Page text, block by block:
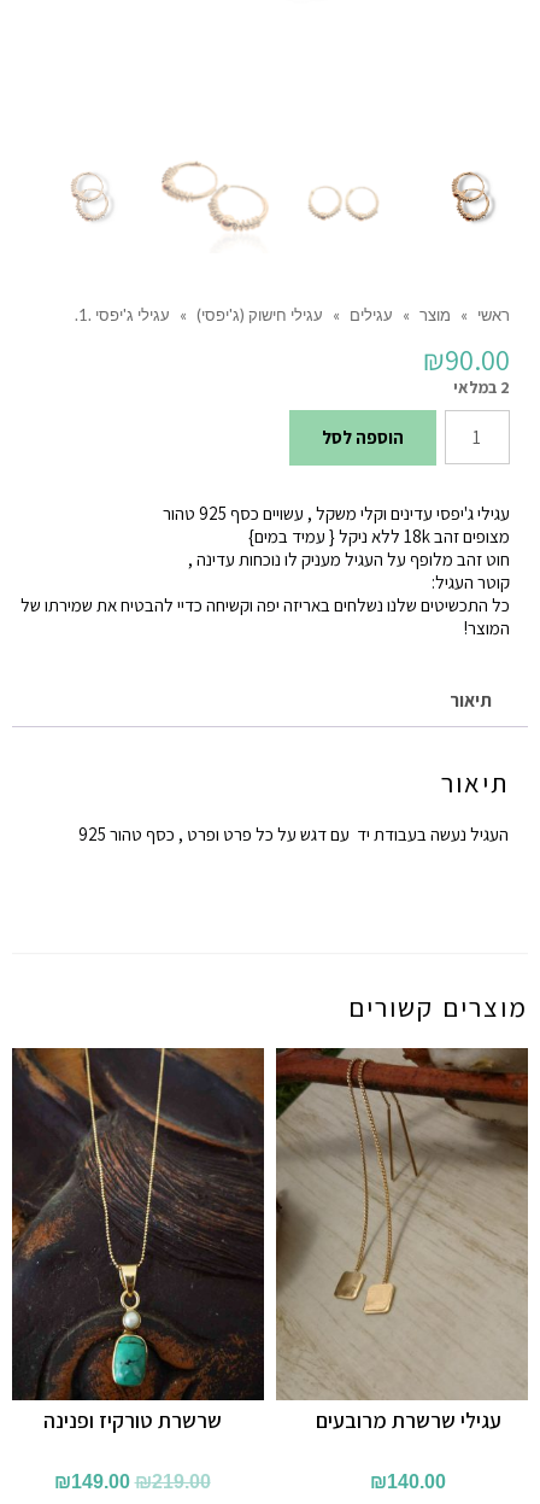
ראשי » מוצר » עגילים » עגילי חישוק (ג'יפסי) » עגילי ג'יפסי .1.
₪90.00
2 במלאי
כמות
של
ג'יפסי
.1.
הוספה לסל
עגילי ג'יפסי עדינים וקלי משקל , עשויים כסף 925 טהור
מצופים זהב 18k ללא ניקל { עמיד במים}
חוט זהב מלופף על העגיל מעניק לו נוכחות עדינה ,
קוטר העגיל:
כל התכשיטים שלנו נשלחים באריזה יפה וקשיחה כדיי להבטיח את שמירתו של
המוצר!
תיאור
תיאור
העגיל נעשה בעבודת יד עם דגש על כל פרט ופרט , כסף טהור 925
מוצרים קשורים
שרשרת טורקיז ופנינה
₪219.00
המחיר₪149.00
עגילי שרשרת מרובעים
₪140.00